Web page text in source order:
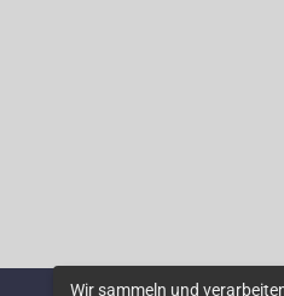
Wir sammeln und